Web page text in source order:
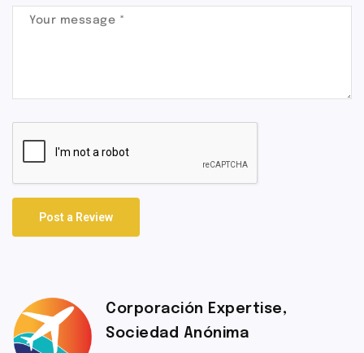
Post a Review
Corporación Expertise,
Sociedad Anónima